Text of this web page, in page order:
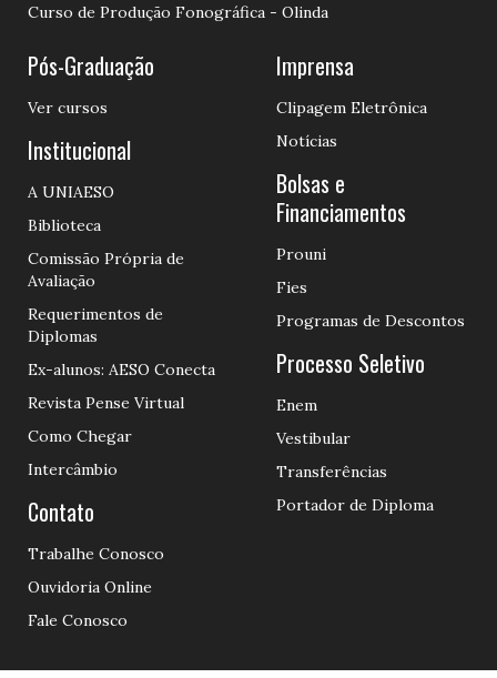
Curso de Produção Fonográfica - Olinda
Pós-Graduação
Ver cursos
Institucional
A UNIAESO
Biblioteca
Comissão Própria de
Avaliação
Requerimentos de
Diplomas
Ex-alunos: AESO Conecta
Revista Pense Virtual
Como Chegar
Intercâmbio
Contato
Trabalhe Conosco
Ouvidoria Online
Fale Conosco
Imprensa
Clipagem Eletrônica
Notícias
Bolsas e
Financiamentos
Prouni
Fies
Programas de Descontos
Processo Seletivo
Enem
Vestibular
Transferências
Portador de Diploma